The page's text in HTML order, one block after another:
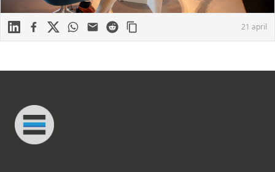
LinkedinFacebook
X WhatsApp
Mail Reddit 21 april
Connected Minds